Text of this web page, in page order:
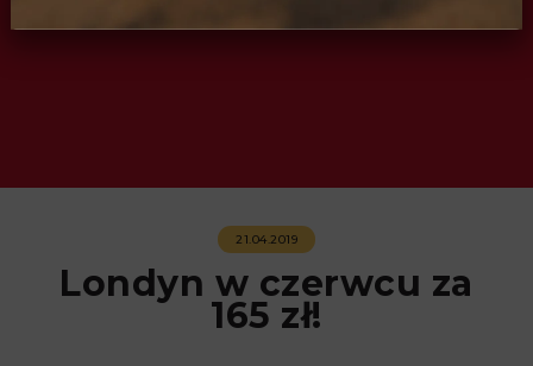
21.04.2019
Londyn w czerwcu za
165 zł!